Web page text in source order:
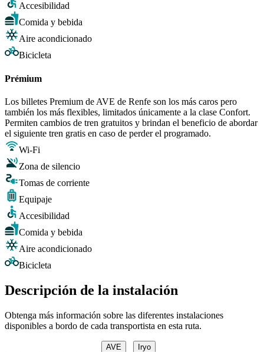
Accesibilidad
Comida y bebida
Aire acondicionado
Bicicleta
Prémium
Los billetes Premium de AVE de Renfe son los más caros pero
también los más flexibles, limitados únicamente a la clase Confort.
Permiten cambios de tren gratuitos y brindan el beneficio de abordar
el siguiente tren gratis en caso de perder el programado.
Wi-Fi
Zona de silencio
Tomas de corriente
Equipaje
Accesibilidad
Comida y bebida
Aire acondicionado
Bicicleta
Descripción de la instalación
Obtenga más información sobre las diferentes instalaciones
disponibles a bordo de cada transportista en esta ruta.
AVE Iryo